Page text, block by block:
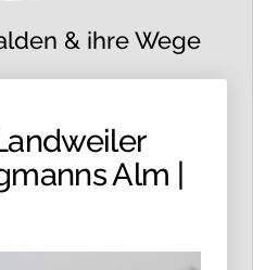
& ihre Wege
Alm |